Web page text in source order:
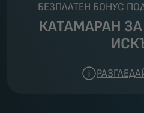
БЕЗПЛАТЕН БОНУС
КАТАМАРАН